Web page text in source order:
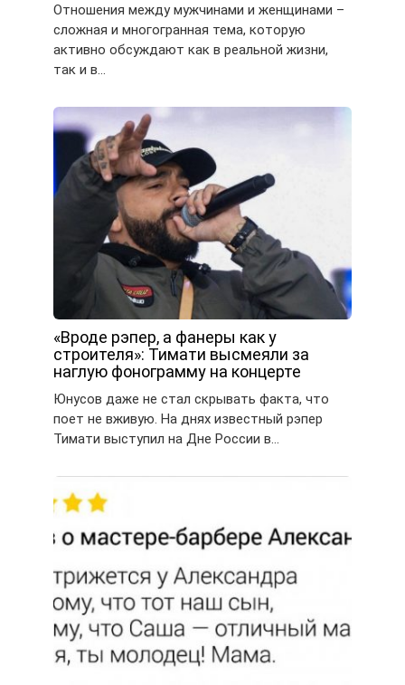
Отношения между мужчинами и женщинами –
сложная и многогранная тема, которую
активно обсуждают как в реальной жизни,
так и в…
«Вроде рэпер, а фанеры как у
строителя»: Тимати высмеяли за
наглую фонограмму на концерте
Юнусов даже не стал скрывать факта, что
поет не вживую. На днях известный рэпер
Тимати выступил на Дне России в…